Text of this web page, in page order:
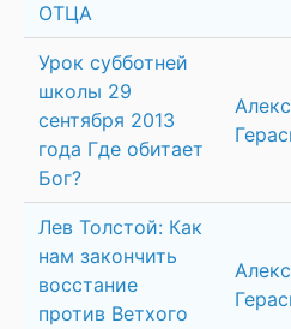
ОТЦА
Урок субботней
школы 29
сентября 2013
года Где обитает
Бог?
Лев Толстой: Как
нам закончить
восстание
против Ветхого